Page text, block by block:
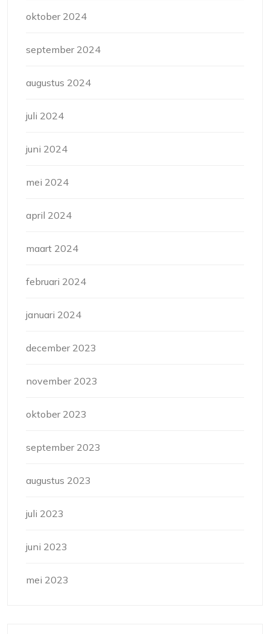
oktober 2024
september 2024
augustus 2024
juli 2024
juni 2024
mei 2024
april 2024
maart 2024
februari 2024
januari 2024
december 2023
november 2023
oktober 2023
september 2023
augustus 2023
juli 2023
juni 2023
mei 2023